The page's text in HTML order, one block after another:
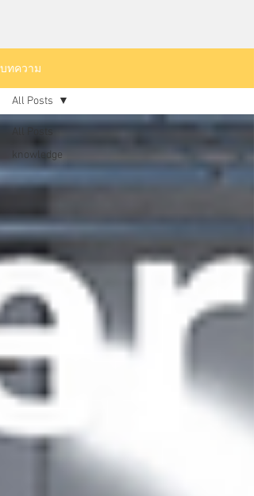
บทความ
All Posts
knowledge
All Posts